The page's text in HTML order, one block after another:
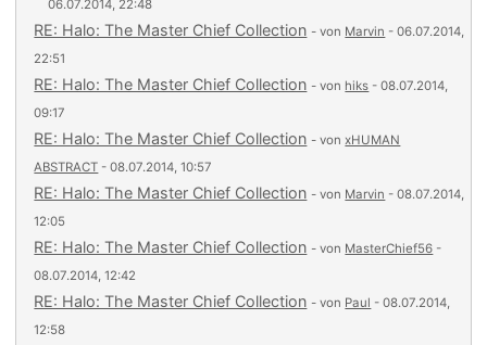
06.07.2014, 22:48
RE: Halo: The Master Chief Collection - von Marvin - 06.07.2014,
22:51
RE: Halo: The Master Chief Collection - von hiks - 08.07.2014,
09:17
RE: Halo: The Master Chief Collection - vonxHUMAN
ABSTRACT - 08.07.2014, 10:57
RE: Halo: The Master Chief Collection - von Marvin - 08.07.2014,
12:05
RE: Halo: The Master Chief Collection - von MasterChief56 -
08.07.2014, 12:42
RE: Halo: The Master Chief Collection - von Paul - 08.07.2014,
12:58